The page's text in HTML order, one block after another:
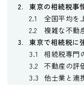
東京の相続税事
全国平均を
複雑な不動
東京で相続税に
相続税専門
不動産の評
他士業と連